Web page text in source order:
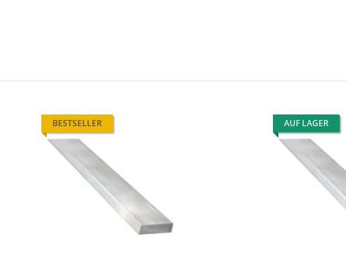
BESTSELLER AUF LAGER